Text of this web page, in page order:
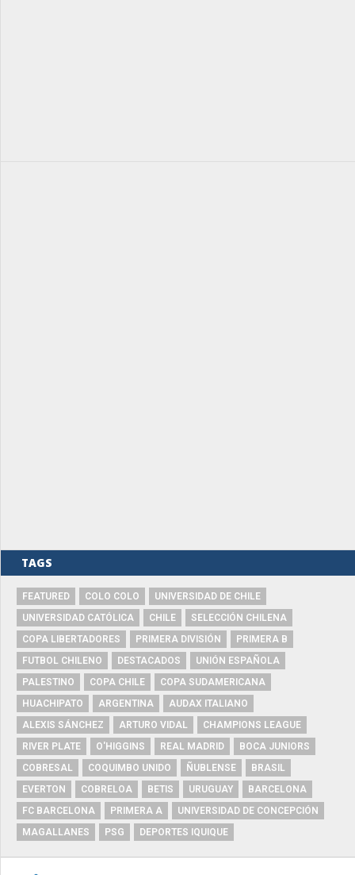
TAGS
FEATURED COLO COLO
UNIVERSIDAD DE CHILE
UNIVERSIDAD CATÓLICA
CHILE
SELECCIÓN CHILENA
COPA LIBERTADORES
PRIMERA DIVISIÓN
PRIMERA B
FUTBOL CHILENO
DESTACADOS
UNIÓN ESPAÑOLA
PALESTINO
COPA CHILE
COPA SUDAMERICANA
HUACHIPATO
ARGENTINA
AUDAX ITALIANO
ALEXIS SÁNCHEZ
ARTURO VIDAL
CHAMPIONS LEAGUE
RIVER PLATE
O'HIGGINS REAL MADRID
BOCA JUNIORS
COBRESAL
COQUIMBO UNIDO ÑUBLENSE
BRASIL
EVERTON
COBRELOA BETIS URUGUAY
BARCELONA
FC BARCELONA
PRIMERA A
UNIVERSIDAD DE CONCEPCIÓN
MAGALLANES
PSG DEPORTES IQUIQUE